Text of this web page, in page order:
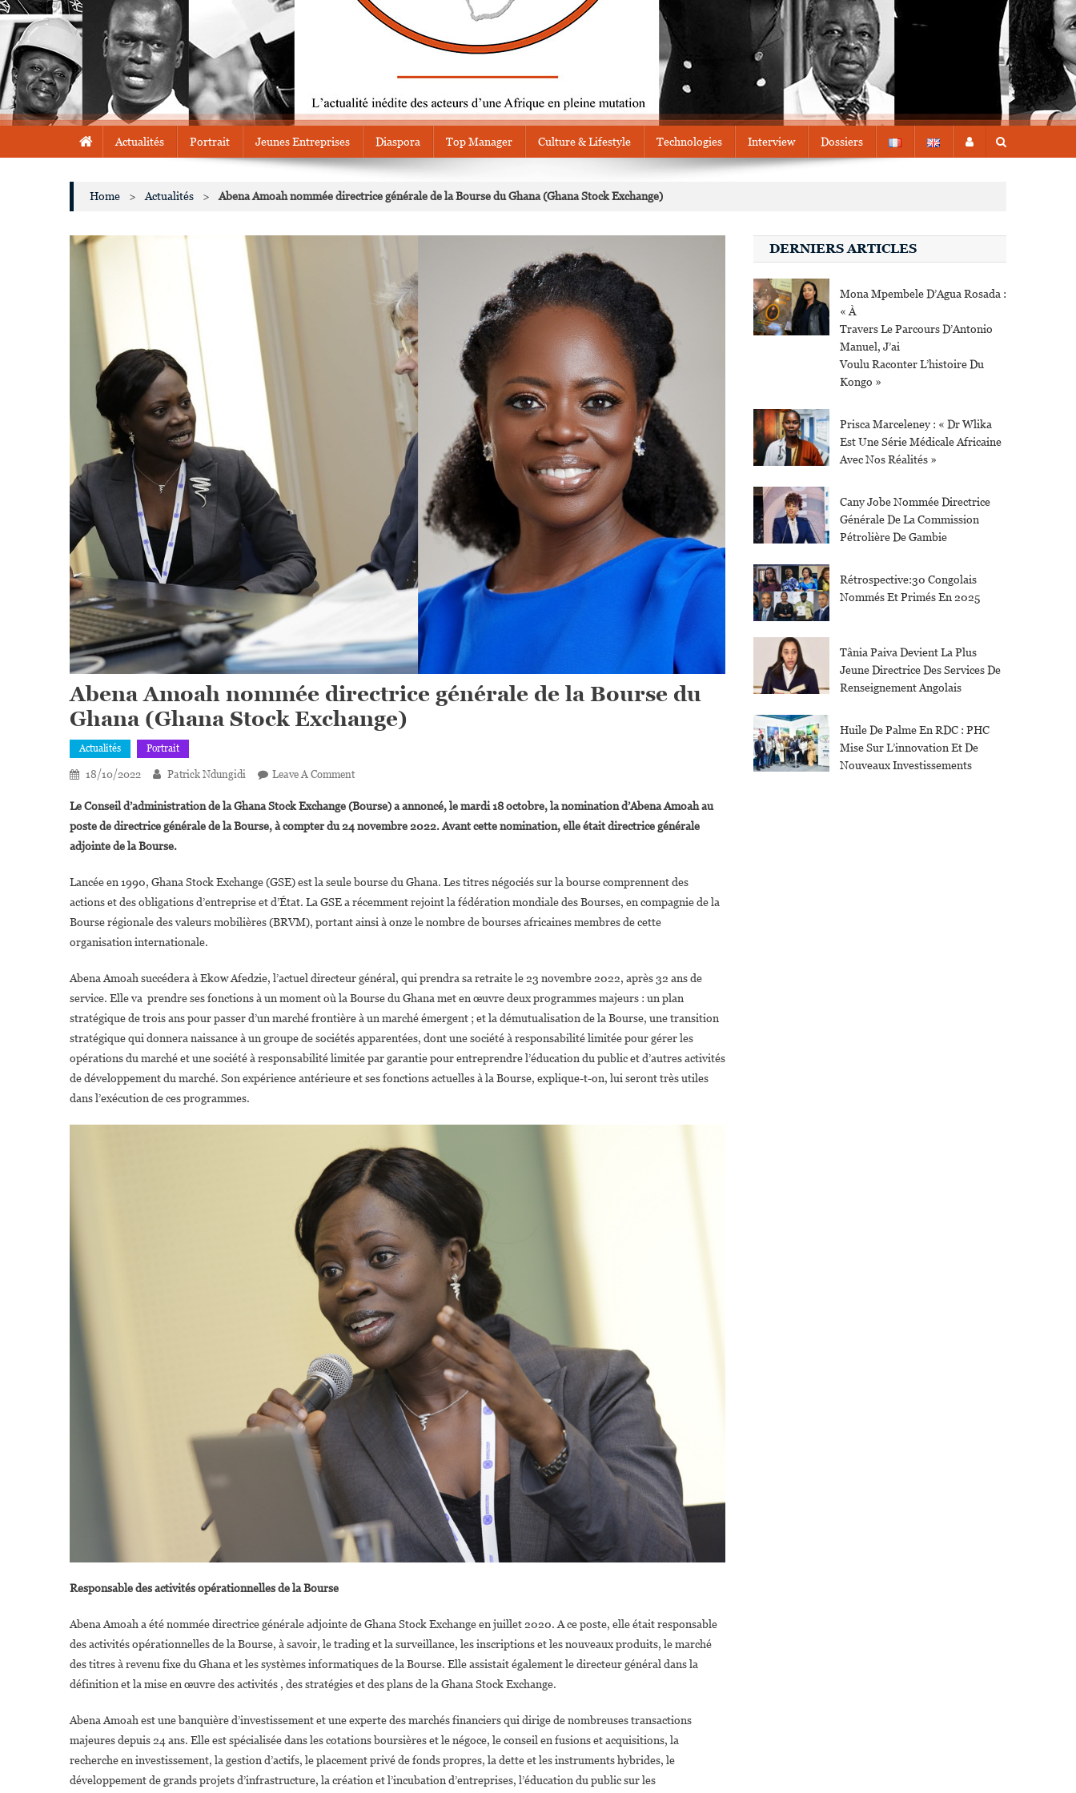
Actualités Portrait Jeunes Entreprises Diaspora Top Manager Culture & Lifestyle Technologies Interview Dossiers
Home > Actualités > Abena Amoah nommée directrice générale de la Bourse du Ghana (Ghana Stock Exchange)
Abena Amoah nommée directrice générale de la Bourse du
Ghana (Ghana Stock Exchange)
Actualités Portrait
18/10/2022 Patrick Ndungidi Leave A CommentOn
Amoah
Nommée
De
La
Bourse
(Ghana
Stock
Exchange)
Le Conseil d’administration de la Ghana Stock Exchange (Bourse) a annoncé, le mardi 18 octobre, la nomination d’Abena Amoah au
poste de directrice générale de la Bourse, à compter du 24 novembre 2022. Avant cette nomination, elle était directrice générale
adjointe de la Bourse.
Lancée en 1990, Ghana Stock Exchange (GSE) est la seule bourse du Ghana. Les titres négociés sur la bourse comprennent des
actions et des obligations d’entreprise et d’État. La GSE a récemment rejoint la fédération mondiale des Bourses, en compagnie de la
Bourse régionale des valeurs mobilières (BRVM), portant ainsi à onze le nombre de bourses africaines membres de cette
organisation internationale.
Abena Amoah succédera à Ekow Afedzie, l’actuel directeur général, qui prendra sa retraite le 23 novembre 2022, après 32 ans de
service. Elle va prendre ses fonctions à un moment où la Bourse du Ghana met en œuvre deux programmes majeurs : un plan
stratégique de trois ans pour passer d’un marché frontière à un marché émergent ; et la démutualisation de la Bourse, une transition
stratégique qui donnera naissance à un groupe de sociétés apparentées, dont une société à responsabilité limitée pour gérer les
opérations du marché et une société à responsabilité limitée par garantie pour entreprendre l’éducation du public et d’autres activités
de développement du marché. Son expérience antérieure et ses fonctions actuelles à la Bourse, explique-t-on, lui seront très utiles
dans l’exécution de ces programmes.
Responsable des activités opérationnelles de la Bourse
Abena Amoah a été nommée directrice générale adjointe de Ghana Stock Exchange en juillet 2020. A ce poste, elle était responsable
des activités opérationnelles de la Bourse, à savoir, le trading et la surveillance, les inscriptions et les nouveaux produits, le marché
des titres à revenu fixe du Ghana et les systèmes informatiques de la Bourse. Elle assistait également le directeur général dans la
définition et la mise en œuvre des activités , des stratégies et des plans de la Ghana Stock Exchange.
Abena Amoah est une banquière d’investissement et une experte des marchés financiers qui dirige de nombreuses transactions
majeures depuis 24 ans. Elle est spécialisée dans les cotations boursières et le négoce, le conseil en fusions et acquisitions, la
recherche en investissement, la gestion d’actifs, le placement privé de fonds propres, la dette et les instruments hybrides, le
développement de grands projets d’infrastructure, la création et l’incubation d’entreprises, l’éducation du public sur les
DERNIERS ARTICLES
Mona Mpembele D’Agua Rosada :
« À
Travers Le Parcours D’Antonio
Manuel, J’ai
Voulu Raconter L’histoire Du
Kongo »
Prisca Marceleney : « Dr Wlika
Est Une Série Médicale Africaine
Avec Nos Réalités »
Cany Jobe Nommée Directrice
Générale De La Commission
Pétrolière De Gambie
Rétrospective:30 Congolais
Nommés Et Primés En 2025
Tânia Paiva Devient La Plus
Jeune Directrice Des Services De
Renseignement Angolais
Huile De Palme En RDC : PHC
Mise Sur L’innovation Et De
Nouveaux Investissements